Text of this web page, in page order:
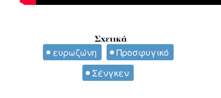
Σχετικά
ευρωζώνη
Προσφυγικό
Σένγκεν